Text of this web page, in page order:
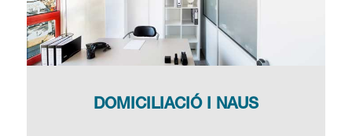
DOMICILIACIÓ I NAUS